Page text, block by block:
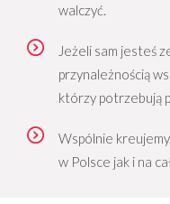
walczyć.
Jeżeli sam jesteś
przynależnością
którzy potrzebują
Wspólnie
w Polsce jak i na